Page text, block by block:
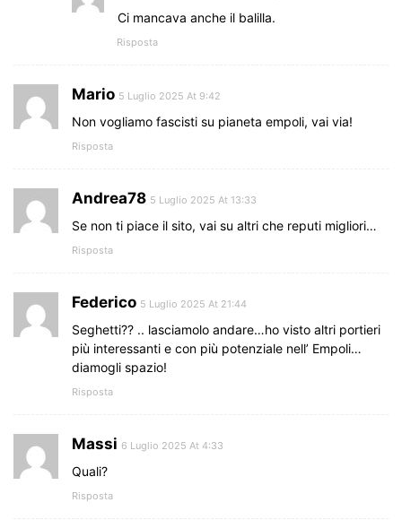
Ci mancava anche il balilla.
Risposta
Mario 5 Luglio 2025 At 9:42
Non vogliamo fascisti su pianeta empoli, vai via!
Risposta
Andrea78 5 Luglio 2025 At 13:33
Se non ti piace il sito, vai su altri che reputi migliori…
Risposta
Federico 5 Luglio 2025 At 21:44
Seghetti?? .. lasciamolo andare…ho visto altri portieri
più interessanti e con più potenziale nell’ Empoli…
diamogli spazio!
Risposta
Massi 6 Luglio 2025 At 4:33
Quali?
Risposta